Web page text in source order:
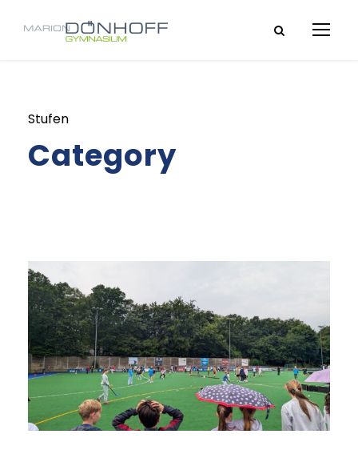
Stufen
Category